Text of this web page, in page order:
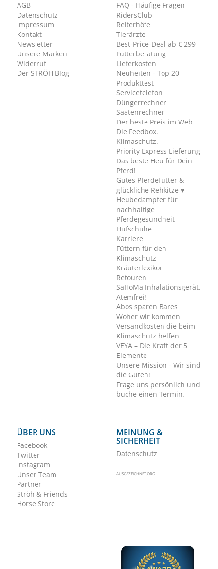
AGB
Datenschutz
Impressum
Kontakt
Newsletter
Unsere Marken
Widerruf
Der STRÖH Blog
FAQ - Häufige Fragen
RidersClub
Reiterhöfe
Tierärzte
Best-Price-Deal ab € 299
Futterberatung
Lieferkosten
Neuheiten - Top 20
Produkttest
Servicetelefon
Düngerrechner
Saatenrechner
Der beste Preis im Web.
Die Feedbox.
Klimaschutz.
Priority Express Lieferung
Das beste Heu für Dein
Pferd!
Gutes Pferdefutter &
glückliche Rehkitze ♥
Heubedampfer für
nachhaltige
Pferdegesundheit
Hufschuhe
Karriere
Füttern für den
Klimaschutz
Kräuterlexikon
Retouren
SaHoMa Inhalationsgerät.
Atemfrei!
Abos sparen Bares
Woher wir kommen
Versandkosten die beim
Klimaschutz helfen.
VEYA – Die Kraft der 5
Elemente
Unsere Mission - Wir sind
die Guten!
Frage uns persönlich und
buche einen Termin.
ÜBER UNS
Facebook
Twitter
Instagram
Unser Team
Partner
Ströh & Friends
Horse Store
MEINUNG &
SICHERHEIT
Datenschutz
AUSGEZEICHNET.ORG